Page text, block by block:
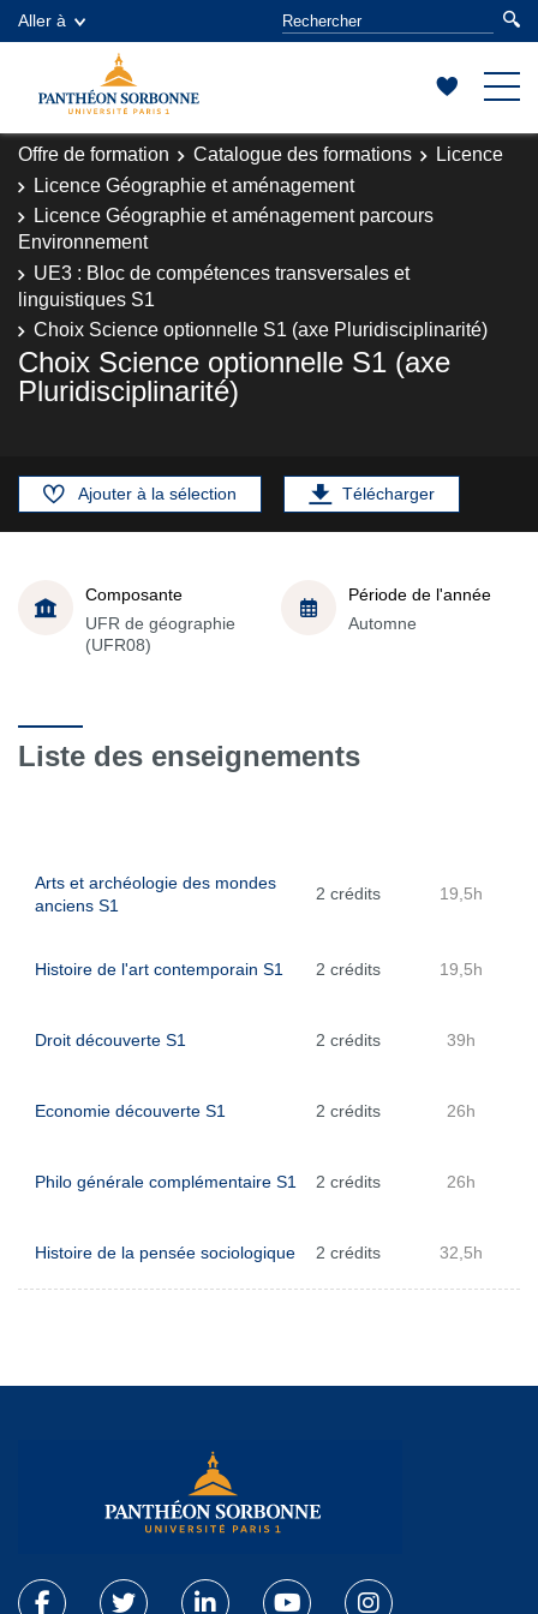
Aller à
Offre de formation Catalogue des formations
Licence
Licence Géographie et aménagement
Licence Géographie et aménagement parcours
Environnement
UE3 : Bloc de compétences transversales et
linguistiques S1
Choix Science optionnelle S1 (axe Pluridisciplinarité)
Choix Science optionnelle S1 (axe
Pluridisciplinarité)
Ajouter à la sélection Télécharger
Composante
UFR de géographie
(UFR08)
Période de l'année
Automne
Liste des enseignements
Arts et archéologie des mondes
anciens S1
2 crédits 19,5h
Histoire de l'art contemporain S1 2 crédits 19,5h
Droit découverte S1 2 crédits 39h
Economie découverte S1 2 crédits 26h
Philo générale complémentaire S1 2 crédits 26h
Histoire de la pensée sociologique 2 crédits 32,5h